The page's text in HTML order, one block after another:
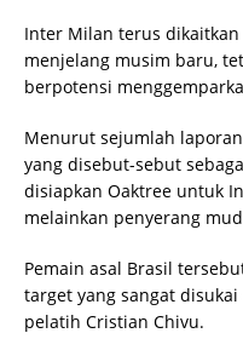
Inter Milan terus
menjelang musim baru,
berpotensi
Menurut sejumlah
yang disebut-sebut
disiapkan Oaktree untuk
melainkan penyerang
Pemain asal Brasil
target yang sangat
pelatih Cristian Chivu.